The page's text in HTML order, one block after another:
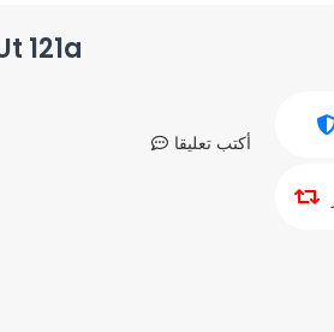
121a
أكتب تعليقا